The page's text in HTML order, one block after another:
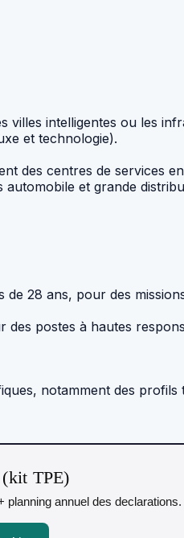
villes intelligentes ou les
et technologie).
des centres de services
et grande
28 ans, pour des
postes à hautes
notamment des profils
(kit TPE)
planning annuel des declarations.